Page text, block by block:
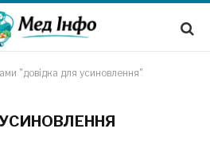
"довідка для усиновлення"